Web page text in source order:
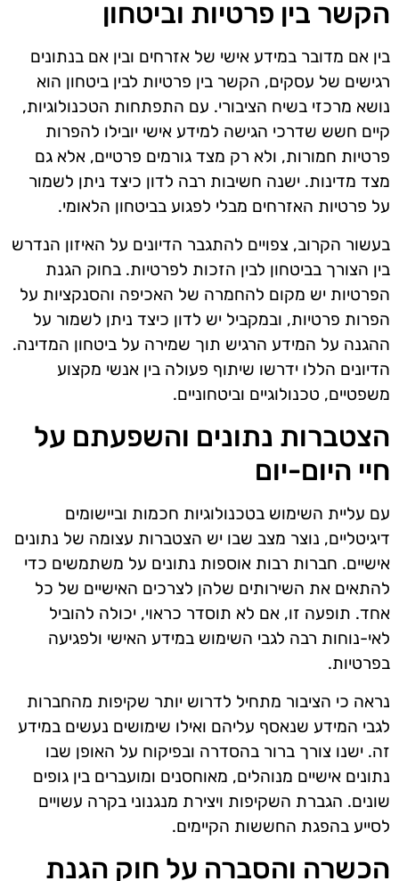
הקשר בין פרטיות וביטחון
בין אם מדובר במידע אישי של אזרחים ובין אם בנתונים
רגישים של עסקים, הקשר בין פרטיות לבין ביטחון הוא
נושא מרכזי בשיח הציבורי. עם התפתחות הטכנולוגיות,
קיים חשש שדרכי הגישה למידע אישי יובילו להפרות
פרטיות חמורות, ולא רק מצד גורמים פרטיים, אלא גם
מצד מדינות. ישנה חשיבות רבה לדון כיצד ניתן לשמור
על פרטיות האזרחים מבלי לפגוע בביטחון הלאומי.
בעשור הקרוב, צפויים להתגבר הדיונים על האיזון הנדרש
בין הצורך בביטחון לבין הזכות לפרטיות. בחוק הגנת
הפרטיות יש מקום להחמרה של האכיפה והסנקציות על
הפרות פרטיות, ובמקביל יש לדון כיצד ניתן לשמור על
ההגנה על המידע הרגיש תוך שמירה על ביטחון המדינה.
הדיונים הללו ידרשו שיתוף פעולה בין אנשי מקצוע
משפטיים, טכנולוגיים וביטחוניים.
הצטברות נתונים והשפעתם על
חיי היום-יום
עם עליית השימוש בטכנולוגיות חכמות וביישומים
דיגיטליים, נוצר מצב שבו יש הצטברות עצומה של נתונים
אישיים. חברות רבות אוספות נתונים על משתמשים כדי
להתאים את השירותים שלהן לצרכים האישיים של כל
אחד. תופעה זו, אם לא תוסדר כראוי, יכולה להוביל
לאי-נוחות רבה לגבי השימוש במידע האישי ולפגיעה
בפרטיות.
נראה כי הציבור מתחיל לדרוש יותר שקיפות מהחברות
לגבי המידע שנאסף עליהם ואילו שימושים נעשים במידע
זה. ישנו צורך ברור בהסדרה ובפיקוח על האופן שבו
נתונים אישיים מנוהלים, מאוחסנים ומועברים בין גופים
שונים. הגברת השקיפות ויצירת מנגנוני בקרה עשויים
לסייע בהפגת החששות הקיימים.
הכשרה והסברה על חוק הגנת